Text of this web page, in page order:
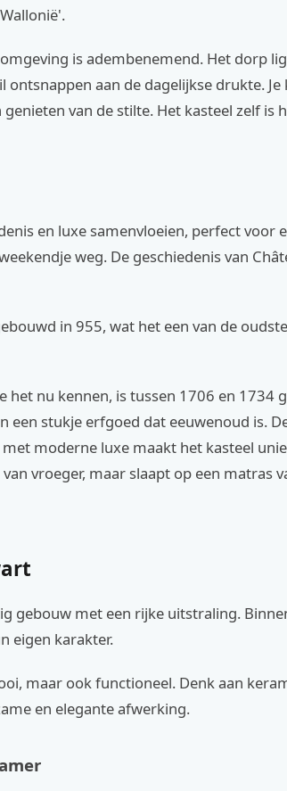
is adembenemend. Het dorp
ontsnappen aan de dagelijkse drukte.
van de stilte. Het kasteel zelf is
en luxe samenvloeien, perfect voor
weg. De geschiedenis van
in 955, wat het een van de
het nu kennen, is tussen 1706 en 1734
een stukje erfgoed dat eeuwenoud is.
moderne luxe maakt het kasteel
vroeger, maar slaapt op een matras
gebouw met een rijke uitstraling.
eigen karakter.
maar ook functioneel. Denk aan
en elegante afwerking.